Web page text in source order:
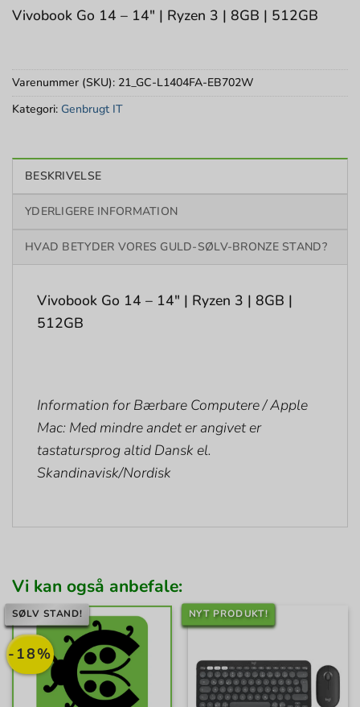
Vivobook Go 14 – 14″ | Ryzen 3 | 8GB | 512GB
Varenummer (SKU): 21_GC-L1404FA-EB702W
Kategori: Genbrugt IT
BESKRIVELSE
YDERLIGERE INFORMATION
HVAD BETYDER VORES GULD-SØLV-BRONZE STAND?
Vivobook Go 14 – 14″ | Ryzen 3 | 8GB |
512GB
Information for Bærbare Computere / Apple
Mac: Med mindre andet er angivet er
tastatursprog altid Dansk el.
Skandinavisk/Nordisk
Vi kan også anbefale:
-18%
SØLV STAND! NYT PRODUKT!